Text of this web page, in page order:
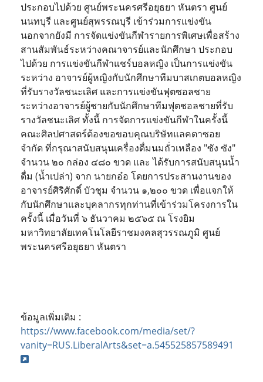
ประกอบไปด้วย ศูนย์พระนครศรีอยุธยา หันตรา ศูนย์
นนทบุรี และศูนย์สุพรรณบุรี เข้าร่วมการแข่งขัน
นอกจากยังมี การจัดแข่งขันกีฬารายการพิเศษเพื่อสร้าง
สานสัมพันธ์ระหว่างคณาจารย์และนักศึกษา ประกอบ
ไปด้วย การแข่งขันกีฬาแชร์บอลหญิง เป็นการแข่งขัน
ระหว่าง อาจารย์ผู้หญิงกับนักศึกษาทีมบาสเกตบอลหญิง
ที่รับรางวัลชนะเลิศ และการแข่งขันฟุตซอลชาย
ระหว่างอาจารย์ผู้ชายกับนักศึกษาทีมฟุตชอลชายที่รับ
รางวัลชนะเลิศ ทั้งนี้ การจัดการแข่งขันกีฬาในครั้งนี้
คณะศิลปศาสตร์ต้องขอขอบคุณบริษัทแลคตาซอย
จำกัด ที่กรุณาสนับสนุนเครื่องดื่มนมถั่วเหลือง "ซัง ซัง"
จำนวน ๒๐ กล่อง ๔๘๐ ขวด และ ได้รับการสนับสนุนน้ำ
ดื่ม (น้ำเปล่า) จาก นายกอ๋อ โดยการประสานงานของ
อาจารย์ศิริศักดิ์ บัวชุม จำนวน ๑,๒๐๐ ขวด เพื่อแจกให้
กับนักศึกษาและบุคลากรทุกท่านที่เข้าร่วมโครงการใน
ครั้งนี้ เมื่อวันที่ ๖ ธันวาคม ๒๕๖๕ ณ โรงยิม
มหาวิทยาลัยเทคโนโลยีราชมงคลสุวรรณภูมิ ศูนย์
พระนครศรีอยุธยา หันตรา
ข้อมูลเพิ่มเติม :
https://www.facebook.com/media/set/?
vanity=RUS.LiberalArts&set=a.545525857589491